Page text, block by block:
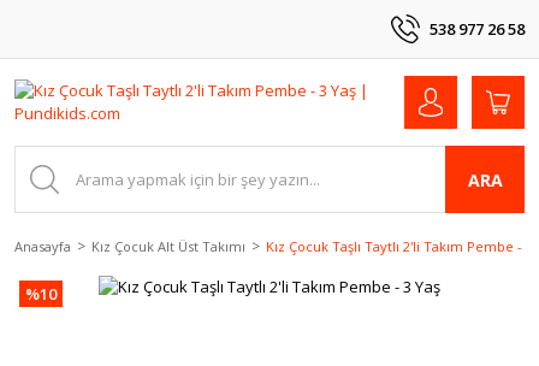
538 977 26 58
ARA
Anasayfa Kız Çocuk Alt Üst Takımı Kız Çocuk Taşlı Taytlı 2'li Takım Pembe - 3
%10